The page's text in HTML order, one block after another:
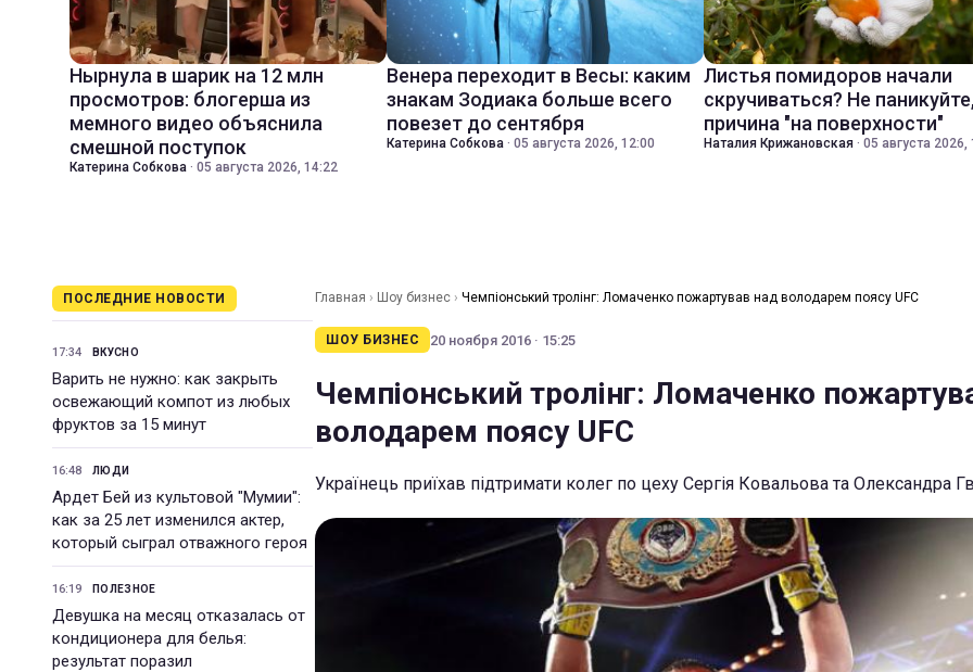
Нырнула в шарик на 12 млн
просмотров: блогерша из
мемного видео объяснила
смешной поступок
Катерина Собкова · 05 августа 2026, 14:22
Венера переходит в Весы: каким
знакам Зодиака больше всего
повезет до сентября
Катерина Собкова · 05 августа 2026, 12:00
Листья помидоров начали
скручиваться? Не
причина "на поверхности"
Наталия Крижановская · 05 августа 2026,
ПОСЛЕДНИЕ НОВОСТИ
17:34 ВКУСНО
Варить не нужно: как закрыть
освежающий компот из любых
фруктов за 15 минут
16:48 ЛЮДИ
Ардет Бей из культовой "Мумии":
как за 25 лет изменился актер,
который сыграл отважного героя
16:19 ПОЛЕЗНОЕ
Девушка на месяц отказалась от
кондиционера для белья:
результат поразил
Главная › Шоу бизнес › Чемпіонський тролінг: Ломаченко пожартував над володарем поясу UFC
ШОУ БИЗНЕС 20 ноября 2016 · 15:25
Чемпіонський тролінг: Ломаченко
володарем поясу UFC
Українець приїхав підтримати колег по цеху Сергія Ковальова та Олександра